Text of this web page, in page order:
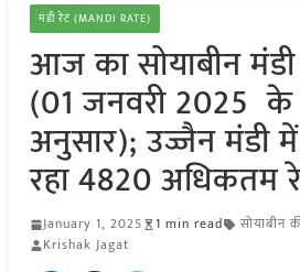
मंडी रेट (MANDI RATE)
आज का सोयाबीन
(01 जनवरी 2025 के
अनुसार); उज्जैन मंडी में
रहा 4820 अधिकतम
January 1, 2025 1 min read सोयाबीन
Krishak Jagat